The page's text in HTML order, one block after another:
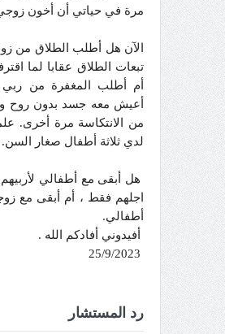
مرة في حياتي أن أخون
الآن هل أطلب الطلاق من
تبعات الطلاق عقابا لما
أم أطلب المغفرة من ربي
أعيش معه جسد بدون روح
من الانتكاسة مرة أخرى.
لدي ثلاثة أطفال صغار السن.
هل أبقى مع أطفالي
اجلهم فقط ، أم أبقى مع
أطفالي.
أفيدوني أفادكم الله .
رد المستشار